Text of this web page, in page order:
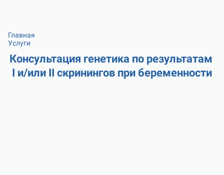
Главная
Услуги
Консультация генетика по результатам
І и/или ІІ скринингов при беременности